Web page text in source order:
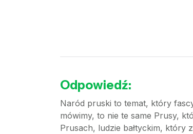
Odpowiedź:
Naród pruski to temat, który
mówimy, to nie te same Prusy,
Prusach, ludzie bałtyckim, który